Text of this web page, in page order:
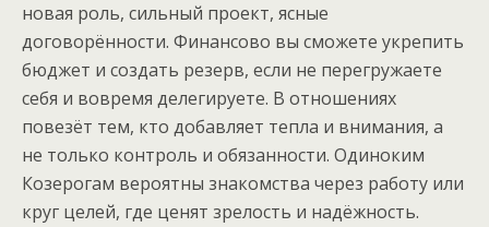
новая роль, сильный проект, ясные
договорённости. Финансово вы сможете укрепить
бюджет и создать резерв, если не перегружаете
себя и вовремя делегируете. В отношениях
повезёт тем, кто добавляет тепла и внимания, а
не только контроль и обязанности. Одиноким
Козерогам вероятны знакомства через работу или
круг целей, где ценят зрелость и надёжность.